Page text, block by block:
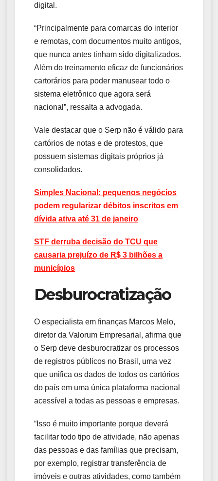
digital.
“Principalmente para comarcas do interior
e remotas, com documentos muito antigos,
que nunca antes tinham sido digitalizados.
Além do treinamento eficaz de funcionários
cartorários para poder manusear todo o
sistema eletrônico que agora será
nacional”, ressalta a advogada.
Vale destacar que o Serp não é válido para
cartórios de notas e de protestos, que
possuem sistemas digitais próprios já
consolidados.
Simples Nacional: pequenos negócios
podem regularizar débitos inscritos em
dívida ativa até 31 de janeiro
STF derruba decisão do TCU que
causaria prejuízo de R$ 3 bilhões a
municípios
Desburocratização
O especialista em finanças Marcos Melo,
diretor da Valorum Empresarial, afirma que
o Serp deve desburocratizar os processos
de registros públicos no Brasil, uma vez
que unifica os dados de todos os cartórios
do país em uma única plataforma nacional
acessível a todas as pessoas e empresas.
“Isso é muito importante porque deverá
facilitar todo tipo de atividade, não apenas
das pessoas e das famílias que precisam,
por exemplo, registrar transferência de
imóveis e outras atividades, como também